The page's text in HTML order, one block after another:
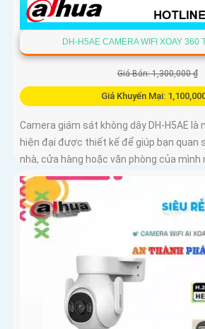
DH-H5AE CAMERA WIFI XOAY 360
Giá Bán: 1,300,000 ₫
Giá Khuyến Mại:
Camera giám sát không dây DH-H5AE là
hiện đại được thiết kế để giúp bạn quan
nhà, cửa hàng hoặc văn phòng của